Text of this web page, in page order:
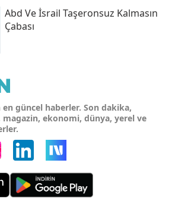
Abd Ve İsrail Taşeronsuz Kalmasın
Çabası
güncel haberler. Son dakika,
magazin, ekonomi, dünya, yerel ve